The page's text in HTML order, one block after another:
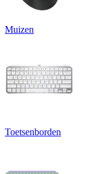
Muizen
Toetsenborden